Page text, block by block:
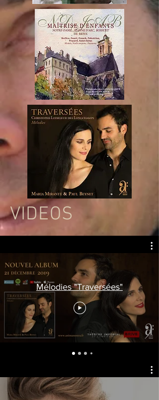
VIDEOS
Mélodies "Traversées"